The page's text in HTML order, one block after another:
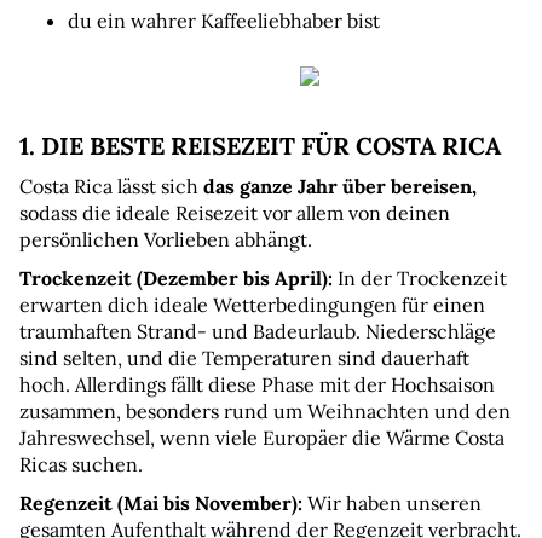
du ein wahrer Kaffeeliebhaber bist
1. DIE BESTE REISEZEIT FÜR COSTA RICA
Costa Rica lässt sich das ganze Jahr über bereisen,
sodass die ideale Reisezeit vor allem von deinen
persönlichen Vorlieben abhängt.
Trockenzeit (Dezember bis April): In der Trockenzeit
erwarten dich ideale Wetterbedingungen für einen
traumhaften Strand- und Badeurlaub. Niederschläge
sind selten, und die Temperaturen sind dauerhaft
hoch. Allerdings fällt diese Phase mit der Hochsaison
zusammen, besonders rund um Weihnachten und den
Jahreswechsel, wenn viele Europäer die Wärme Costa
Ricas suchen.
Regenzeit (Mai bis November): Wir haben unseren
gesamten Aufenthalt während der Regenzeit verbracht.